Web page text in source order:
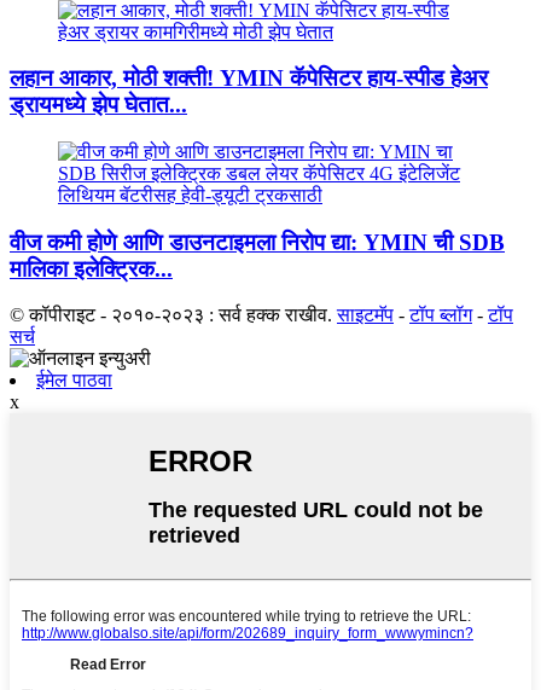
लहान आकार, मोठी शक्ती! YMIN कॅपेसिटर हाय-स्पीड हेअर
ड्रायमध्ये झेप घेतात...
वीज कमी होणे आणि डाउनटाइमला निरोप द्या: YMIN ची SDB
मालिका इलेक्ट्रिक...
© कॉपीराइट - २०१०-२०२३ : सर्व हक्क राखीव. साइटमॅप -टॉप ब्लॉग-टॉप
सर्च
ईमेल पाठवा
x